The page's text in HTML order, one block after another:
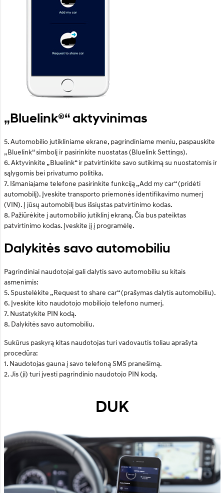
„Bluelink®“ aktyvinimas
5. Automobilio jutikliniame ekrane, pagrindiniame meniu, paspauskite
„Bluelink“ simbolį ir pasirinkite nuostatas (Bluelink Settings).
6. Aktyvinkite „Bluelink“ ir patvirtinkite savo sutikimą su nuostatomis ir
sąlygomis bei privatumo politika.
7. Išmaniajame telefone pasirinkite funkciją „Add my car“ (pridėti
automobilį). Įveskite transporto priemonės identifikavimo numerį
(VIN). Į jūsų automobilį bus išsiųstas patvirtinimo kodas.
8. Pažiūrėkite į automobilio jutiklinį ekraną. Čia bus pateiktas
patvirtinimo kodas. Įveskite jį į programėlę.
Dalykitės savo automobiliu
Pagrindiniai naudotojai gali dalytis savo automobiliu su kitais
asmenimis:
5. Spustelėkite „Request to share car“ (prašymas dalytis automobiliu).
6. Įveskite kito naudotojo mobiliojo telefono numerį.
7. Nustatykite PIN kodą.
8. Dalykitės savo automobiliu.
Sukūrus paskyrą kitas naudotojas turi vadovautis toliau aprašyta
procedūra:
1. Naudotojas gauna į savo telefoną SMS pranešimą.
2. Jis (ji) turi įvesti pagrindinio naudotojo PIN kodą.
DUK